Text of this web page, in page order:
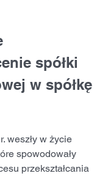
spółki
w spółkę
weszły w życie
spowodowały
przekształcania